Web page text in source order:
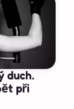
duch.
při